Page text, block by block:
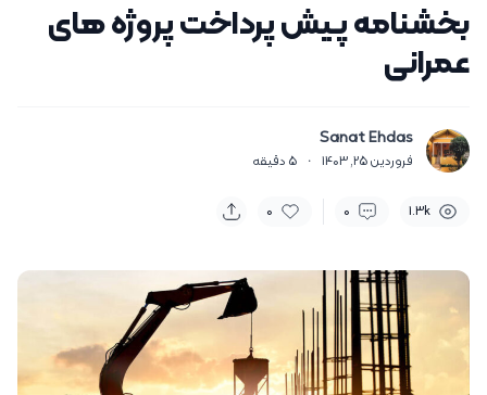
بخشنامه پیش پرداخت پروژه های
عمرانی
Sanat Ehdas
فروردین 25, 1403 ·
5 دقیقه
1.3k
0
0